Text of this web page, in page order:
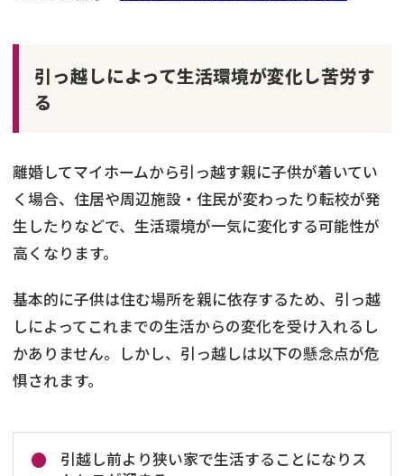
引っ越しによって生活環境が変化し苦労す
る
離婚してマイホームから引っ越す親に子供が着いてい
く場合、住居や周辺施設・住民が変わったり転校が発
生したりなどで、生活環境が一気に変化する可能性が
高くなります。
基本的に子供は住む場所を親に依存するため、引っ越
しによってこれまでの生活からの変化を受け入れるし
かありません。しかし、引っ越しは以下の懸念点が危
惧されます。
引越し前より狭い家で生活することになりス